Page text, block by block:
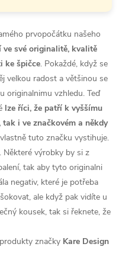
prvopočátku našeho
ve své originalitě, kvalitě
ke špičce. Pokaždé, když se
velkou radost a většinou se
originalnimu vzhledu. Teď
lze říci, že patří k vyššímu
i ve značkovém a někdy
tuto značku vystihuje.
Některé výrobky by si z
tak aby tyto originalni
negativ, které je potřeba
ale když pak vidíte u
kousek, tak si řeknete, že
značky Kare Design